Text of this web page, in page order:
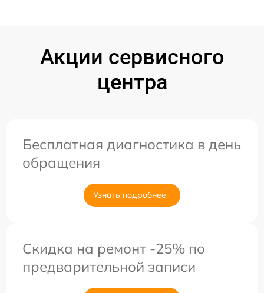
Акции сервисного
центра
Бесплатная диагностика в день
обращения
Узнать подробнее
Скидка на ремонт -25% по
предварительной записи